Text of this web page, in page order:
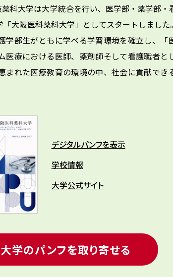
科大学は大学統合を行い、医学部・薬学部・
大阪医科薬科大学」としてスタートしました。
学部生がともに学べる学習環境を確立し、「
医療における医師、薬剤師そして看護職者と
まれた医療教育の環境の中、社会に貢献でき
デジタルパンフを表示
学校情報
大学公式サイト
学のパンフを取り寄せる